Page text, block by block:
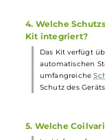
Technologie
Mit dem
Tankvolumen
2. Welche
bis 35 Watt,
gerändeltes